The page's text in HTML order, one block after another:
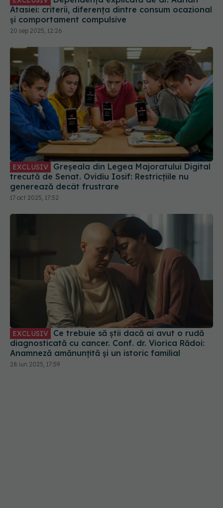
EXCLUSIV
trecută de Senat. Ovidiu Iosif: Restricțiile nu
generează decât frustrare
17 oct 2025, 17:52
EXCLUSIV
diagnosticată cu cancer. Conf. dr. Viorica Rădoi:
Anamneză amănunțită și un istoric familial
28 iun 2025, 17:59